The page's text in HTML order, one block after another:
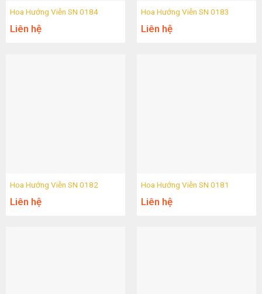
Hoa Hướng Viễn SN 0184
Liên hệ
Hoa Hướng Viễn SN 0183
Liên hệ
Hoa Hướng Viễn SN 0182
Liên hệ
Hoa Hướng Viễn SN 0181
Liên hệ